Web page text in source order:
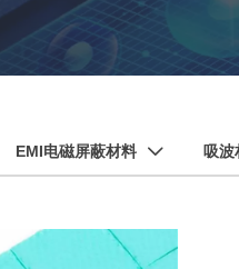
EMI电磁屏蔽材料  吸波